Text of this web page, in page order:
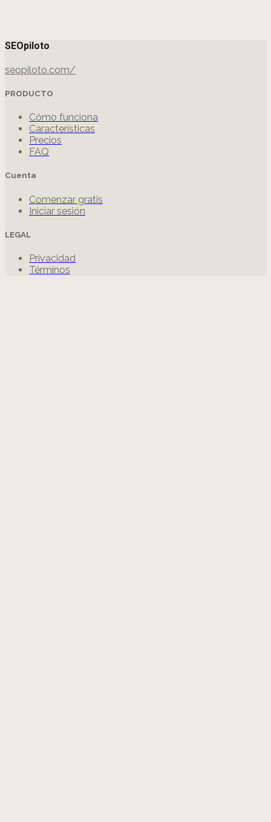
SEOpiloto
seopiloto.com/
PRODUCTO
Cómo funciona
Características
Precios
FAQ
Cuenta
Comenzar gratis
Iniciar sesión
LEGAL
Privacidad
Términos